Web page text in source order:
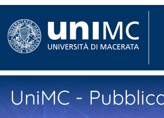
UniMC -